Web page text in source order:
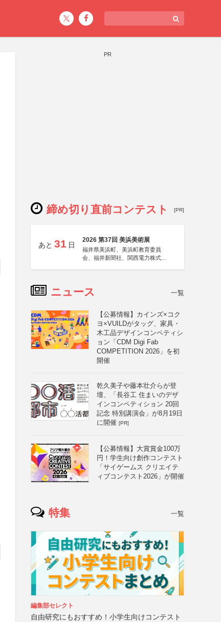
PR
締め切り直前コンテスト [PR]
あと 31 日
2026 第37回 美浜美術展
福井県美浜町、美浜町教育委員
会、福井新聞社、関西電力株式会
ニュース 一覧
【公募情報】カインズ×コク
ヨ×VUILDがタッグ、家具・
木工品デザインコンペティシ
ョン「CDM Digi Fab
COMPETITION 2026」を初
開催
乾久美子や藤本壮介らが登
壇、「長谷工 住まいのデザ
インコンペティション 20回
記念 特別講演会」が8月19日
に開催 [PR]
【公募情報】大賞賞金100万
円！学生向け創作コンテスト
「サイゲームス クリエイテ
ィブコンテスト2026」が開催
特集 一覧
編集部セレクト
自由研究にもおすすめ！小学生向けコンテスト